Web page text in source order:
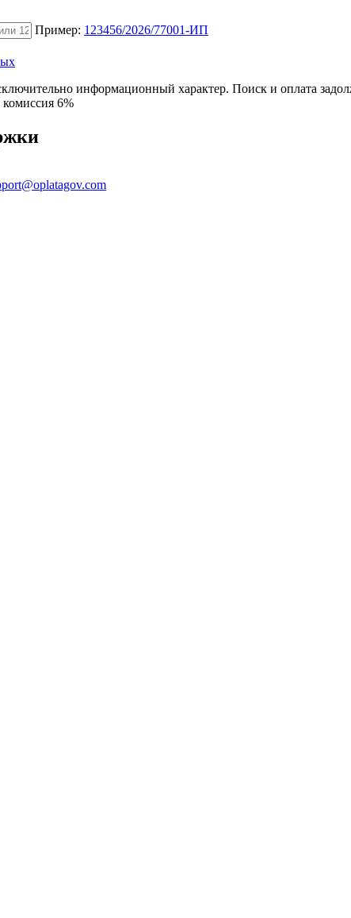
Пример: 123456/2026/77001-ИП
информационный характер. Поиск и оплата
6%